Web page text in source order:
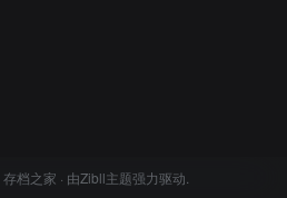
存档之家 · 由Zibll主题强力驱动.